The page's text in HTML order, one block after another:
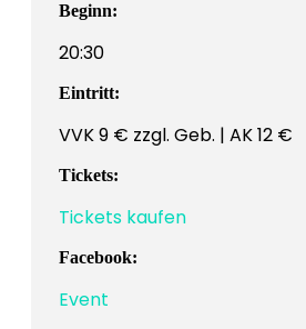
Beginn:
20:30
Eintritt:
VVK 9 € zzgl. Geb. | AK 12 €
Tickets:
Tickets kaufen
Facebook:
Event